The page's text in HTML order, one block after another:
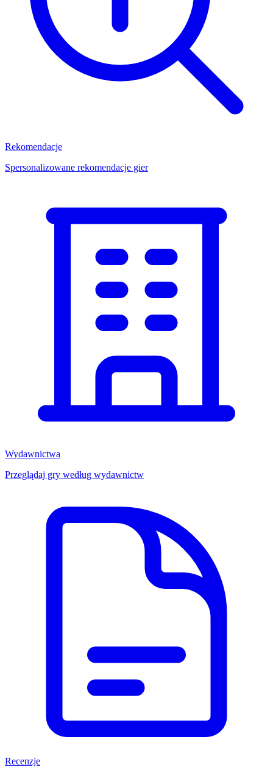
Rekomendacje
Spersonalizowane rekomendacje gier
Wydawnictwa
Przeglądaj gry według wydawnictw
Recenzje